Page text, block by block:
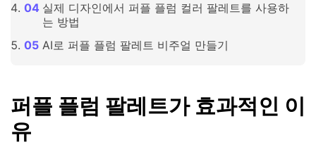
실제 디자인에서 퍼플 플럼 컬러 팔레트를 사용하
는 방법
AI로 퍼플 플럼 팔레트 비주얼 만들기
퍼플 플럼 팔레트가 효과적인 이
유